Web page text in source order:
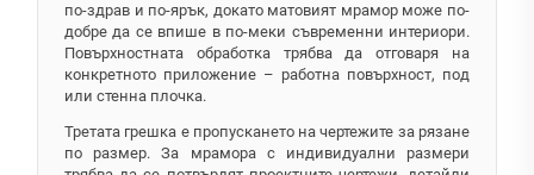
по-здрав и по-ярък, докато матовият мрамор може по-
добре да се впише в по-меки съвременни интериори.
Повърхностната обработка трябва да отговаря на
конкретното приложение – работна повърхност, под
или стенна плочка.
Третата грешка е пропускането на чертежите за рязане
по размер. За мрамора с индивидуални размери